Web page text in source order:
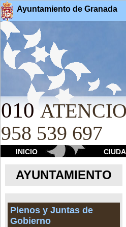
Ayuntamiento de Granada
010
958 539 697
INICIO
AYUNTAMIENTO
Plenos y Juntas de
Gobierno